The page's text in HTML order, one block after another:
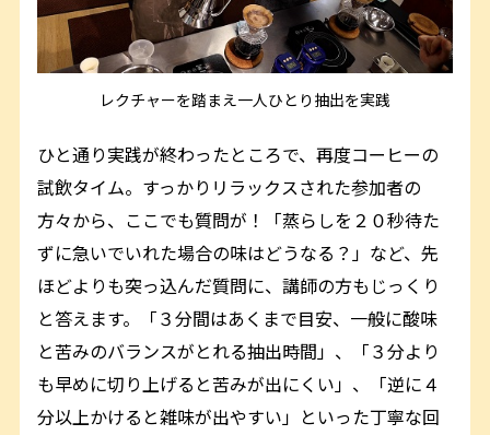
レクチャーを踏まえ一人ひとり抽出を実践
ひと通り実践が終わったところで、再度コーヒーの
試飲タイム。すっかりリラックスされた参加者の
方々から、ここでも質問が！「蒸らしを２０秒待た
ずに急いでいれた場合の味はどうなる？」など、先
ほどよりも突っ込んだ質問に、講師の方もじっくり
と答えます。「３分間はあくまで目安、一般に酸味
と苦みのバランスがとれる抽出時間」、「３分より
も早めに切り上げると苦みが出にくい」、「逆に４
分以上かけると雑味が出やすい」といった丁寧な回